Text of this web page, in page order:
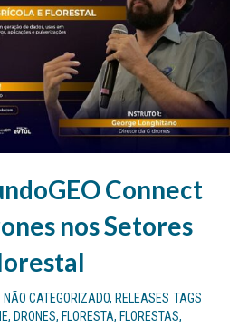
Connect
nos Setores
NÃO CATEGORIZADO, RELEASES TAGS
, DRONES, FLORESTA, FLORESTAS,